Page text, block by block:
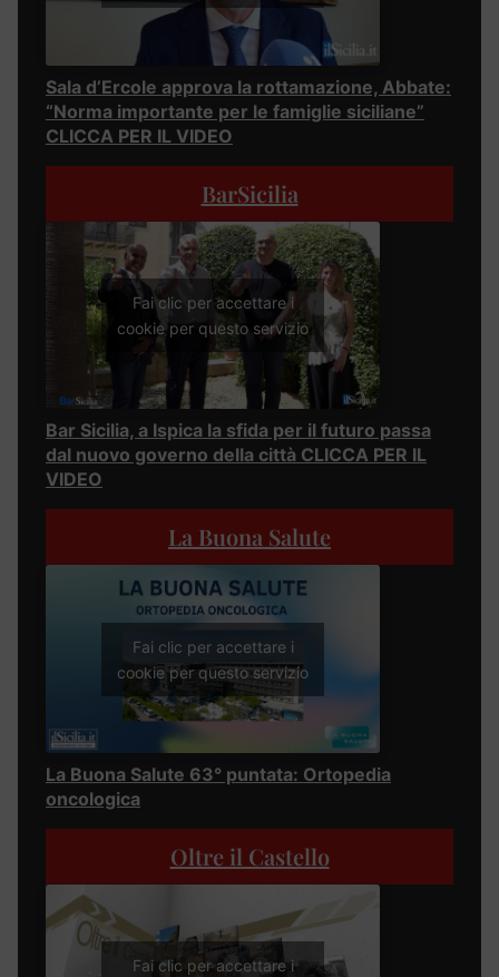
Sala d’Ercole approva la rottamazione, Abbate:
“Norma importante per le famiglie siciliane”
CLICCA PER IL VIDEO
BarSicilia
Fai clic per accettare i
cookie per questo servizio
Bar Sicilia, a Ispica la sfida per il futuro passa
dal nuovo governo della città CLICCA PER IL
VIDEO
La Buona Salute
Fai clic per accettare i
cookie per questo servizio
La Buona Salute 63° puntata: Ortopedia
oncologica
Oltre il Castello
Fai clic per accettare i